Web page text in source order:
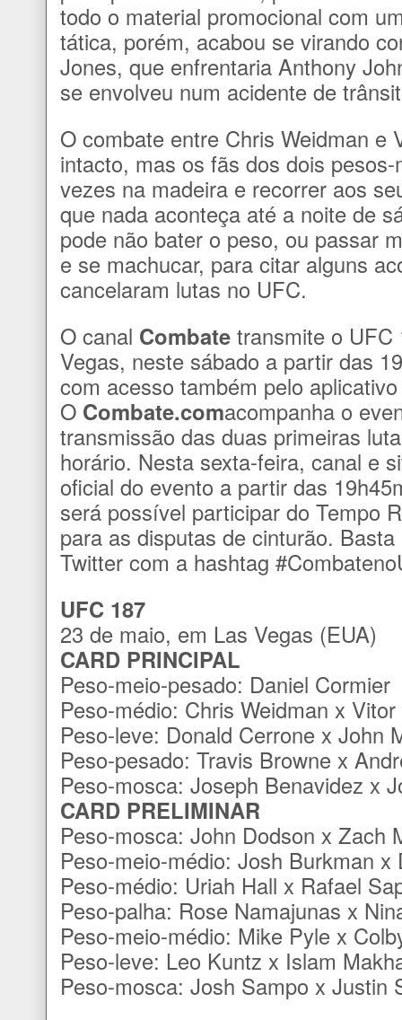
todo o material promocional com
tática, porém, acabou se virando
Jones, que enfrentaria Anthony
se envolveu num acidente de
O combate entre Chris Weidman e
intacto, mas os fãs dos dois
vezes na madeira e recorrer aos
que nada aconteça até a noite de
pode não bater o peso, ou passar
e se machucar, para citar alguns
cancelaram lutas no UFC.
O canal Combate transmite o UFC
Vegas, neste sábado a partir das
com acesso também pelo
O Combate.comacompanha o
transmissão das duas primeiras
horário. Nesta sexta-feira, canal e
oficial do evento a partir das
será possível participar do Tempo
para as disputas de cinturão.
Twitter com a hashtag
UFC 187
23 de maio, em Las Vegas (EUA)
CARD PRINCIPAL
Peso-meio-pesado: Daniel
Peso-médio: Chris Weidman x
Peso-leve: Donald Cerrone x John
Peso-pesado: Travis Browne x
Peso-mosca: Joseph Benavidez x
CARD PRELIMINAR
Peso-mosca: John Dodson x Zach
Peso-meio-médio: Josh Burkman x
Peso-médio: Uriah Hall x Rafael
Peso-palha: Rose Namajunas x
Peso-meio-médio: Mike Pyle x
Peso-leve: Leo Kuntz x Islam
Peso-mosca: Josh Sampo x Justin